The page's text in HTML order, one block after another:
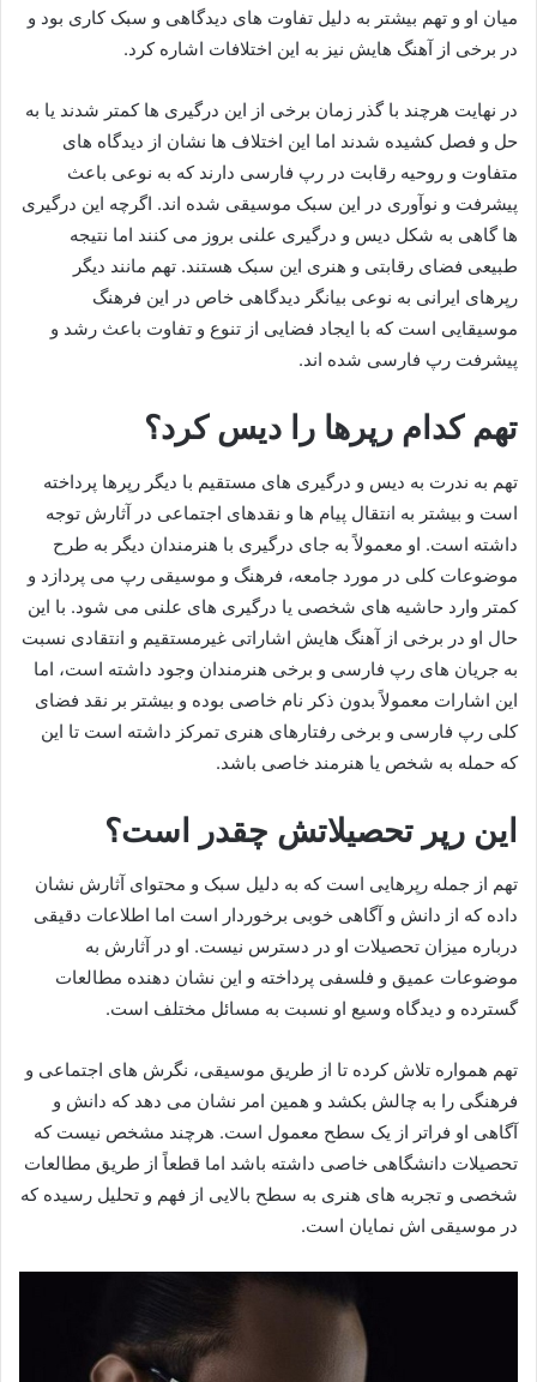
میان او و تهم بیشتر به دلیل تفاوت‌ های دیدگاهی و سبک کاری بود و
در برخی از آهنگ‌ هایش نیز به این اختلافات اشاره کرد.
در نهایت هرچند با گذر زمان برخی از این درگیری‌ ها کمتر شدند یا به
حل و فصل کشیده شدند اما این اختلاف‌ ها نشان از دیدگاه‌ های
متفاوت و روحیه رقابت در رپ فارسی دارند که به نوعی باعث
پیشرفت و نوآوری در این سبک موسیقی شده‌ اند. اگرچه این درگیری‌
ها گاهی به شکل دیس و درگیری علنی بروز می‌ کنند اما نتیجه
طبیعی فضای رقابتی و هنری این سبک هستند. تهم مانند دیگر
رپرهای ایرانی به نوعی بیانگر دیدگاهی خاص در این فرهنگ
موسیقایی است که با ایجاد فضایی از تنوع و تفاوت باعث رشد و
پیشرفت رپ فارسی شده‌ اند.
تهم کدام رپرها را دیس کرد؟
تهم به‌ ندرت به دیس و درگیری‌ های مستقیم با دیگر رپرها پرداخته
است و بیشتر به انتقال پیام‌ ها و نقدهای اجتماعی در آثارش توجه
داشته است. او معمولاً به جای درگیری با هنرمندان دیگر به طرح
موضوعات کلی در مورد جامعه، فرهنگ و موسیقی رپ می‌ پردازد و
کمتر وارد حاشیه‌ های شخصی یا درگیری‌ های علنی می‌ شود. با این
حال او در برخی از آهنگ‌ هایش اشاراتی غیرمستقیم و انتقادی نسبت
به جریان‌ های رپ فارسی و برخی هنرمندان وجود داشته است، اما
این اشارات معمولاً بدون ذکر نام خاصی بوده و بیشتر بر نقد فضای
کلی رپ فارسی و برخی رفتارهای هنری تمرکز داشته است تا این
که حمله به شخص یا هنرمند خاصی باشد.
این رپر تحصیلاتش چقدر است؟
تهم از جمله رپرهایی است که به دلیل سبک و محتوای آثارش نشان
داده که از دانش و آگاهی خوبی برخوردار است اما اطلاعات دقیقی
درباره میزان تحصیلات او در دسترس نیست. او در آثارش به
موضوعات عمیق و فلسفی پرداخته و این نشان‌ دهنده مطالعات
گسترده و دیدگاه وسیع او نسبت به مسائل مختلف است.
تهم همواره تلاش کرده تا از طریق موسیقی، نگرش‌ های اجتماعی و
فرهنگی را به چالش بکشد و همین امر نشان می‌ دهد که دانش و
آگاهی او فراتر از یک سطح معمول است. هرچند مشخص نیست که
تحصیلات دانشگاهی خاصی داشته باشد اما قطعاً از طریق مطالعات
شخصی و تجربه‌ های هنری به سطح بالایی از فهم و تحلیل رسیده که
در موسیقی‌ اش نمایان است.